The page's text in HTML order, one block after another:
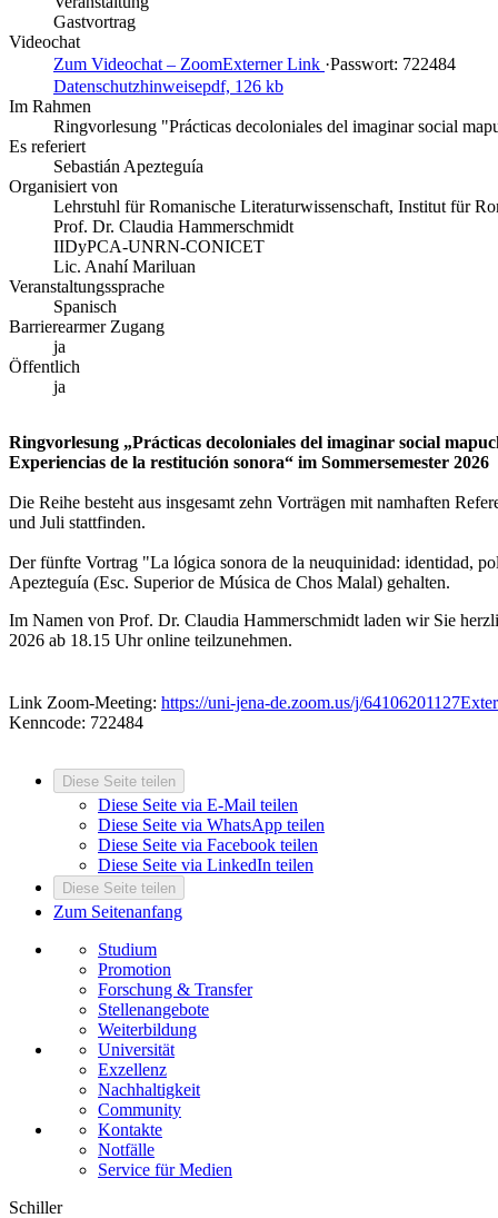
Gastvortrag
Videochat
Zum Videochat – ZoomExterner Link ·Passwort: 722484
Datenschutzhinweisepdf, 126 kb
Im Rahmen
Ringvorlesung "Prácticas decoloniales del imaginar social
Es referiert
Sebastián Apezteguía
Organisiert von
Lehrstuhl für Romanische Literaturwissenschaft, Institut für
Prof. Dr. Claudia Hammerschmidt
IIDyPCA-UNRN-CONICET
Lic. Anahí Mariluan
Veranstaltungssprache
Spanisch
Barrierearmer Zugang
ja
Öffentlich
ja
Ringvorlesung „Prácticas decoloniales del imaginar social
Experiencias de la restitución sonora“ im Sommersemester 2026
Die Reihe besteht aus insgesamt zehn Vorträgen mit namhaften
und Juli stattfinden.
Der fünfte Vortrag "La lógica sonora de la neuquinidad: identidad,
Apezteguía (Esc. Superior de Música de Chos Malal) gehalten.
Im Namen von Prof. Dr. Claudia Hammerschmidt laden wir Sie
2026 ab 18.15 Uhr online teilzunehmen.
Link Zoom-Meeting: https://uni-jena-de.zoom.us/j/64106201127
Kenncode: 722484
Diese Seite teilen
Diese Seite via E-Mail teilen
Diese Seite via WhatsApp teilen
Diese Seite via Facebook teilen
Diese Seite via LinkedIn teilen
Diese Seite teilen
Zum Seitenanfang
Studium
Promotion
Forschung & Transfer
Stellenangebote
Weiterbildung
Universität
Exzellenz
Nachhaltigkeit
Community
Kontakte
Notfälle
Service für Medien
Schiller